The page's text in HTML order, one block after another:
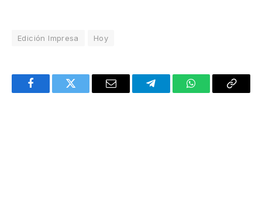
Edición Impresa Hoy
FacebookTwitter Email TelegramWhatsAppCopy